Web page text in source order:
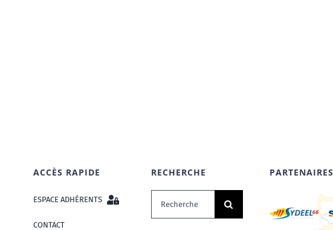
ACCÈS RAPIDE
ESPACE ADHÉRENTS
CONTACT
RECHERCHE
Rechercher:
PARTENAIRES